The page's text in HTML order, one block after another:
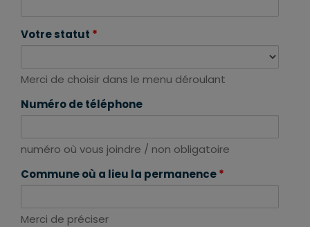
Votre statut *
Merci de choisir dans le menu déroulant
Numéro de téléphone
numéro où vous joindre / non obligatoire
Commune où a lieu la permanence*
Merci de préciser